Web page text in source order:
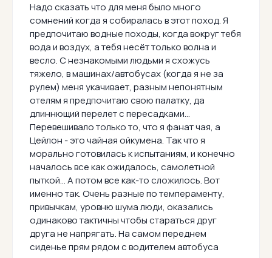
Надо сказать что для меня было много
сомнений когда я собиралась в этот поход. Я
предпочитаю водные походы, когда вокруг тебя
вода и воздух, а тебя несёт только волна и
весло. С незнакомыми людьми я схожусь
тяжело, в машинах/автобусах (когда я не за
рулем) меня укачивает, разным непонятным
отелям я предпочитаю свою палатку, да
длиннющий перелет с пересадками...
Перевешивало только то, что я фанат чая, а
Цейлон - это чайная ойкумена. Так что я
морально готовилась к испытаниям, и конечно
началось все как ожидалось, самолетной
пыткой... А потом все как-то сложилось. Вот
именно так. Очень разные по темпераменту,
привычкам, уровню шума люди, оказались
одинаково тактичны чтобы стараться друг
друга не напрягать. На самом переднем
сиденье прям рядом с водителем автобуса